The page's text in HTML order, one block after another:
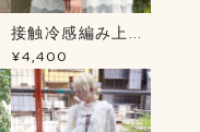
接触冷感編み上げ
ニットＣＤ
¥4,400